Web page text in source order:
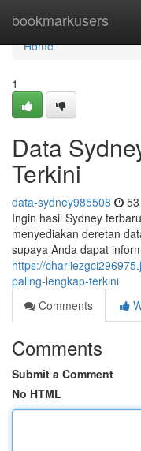
bookmarkusers
Home
Home
1
Data
Terkini
data-sydney985508
Ingin hasil Sydney
menyediakan deretan
supaya Anda dapat
https://
paling-lengkap-terkini
Comments
Comments
Submit a Comment
No HTML